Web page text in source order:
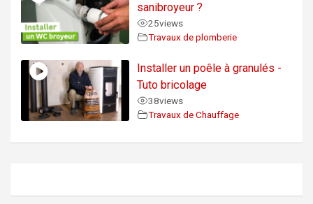
sanibroyeur ?
25views
Travaux de plomberie
Installer un poêle à granulés -
Tuto bricolage
38views
Travaux de Chauffage